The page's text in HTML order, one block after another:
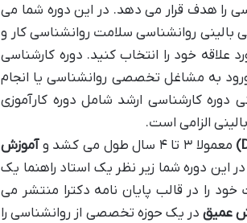
را هدف قرار می دهد. در این دوره شما می
بالینی روانشناسی سلامت روانشناسی کار و
علاقه خود را انتخاب کنید. دوره کارشناسی
ورود به مشاغل تخصصی روانشناسی یا انجام
دوره کارشناسی ارشد شامل دوره کارآموزی
الزامی است.
معمولا ۳ تا ۴ سال طول می کشد و
آموزش
این دوره شما زیر نظر یک استاد راهنما یک
را در قالب پایان نامه دکترا منتشر می
عمیقدر یک حوزه تخصصی از روانشناسی را